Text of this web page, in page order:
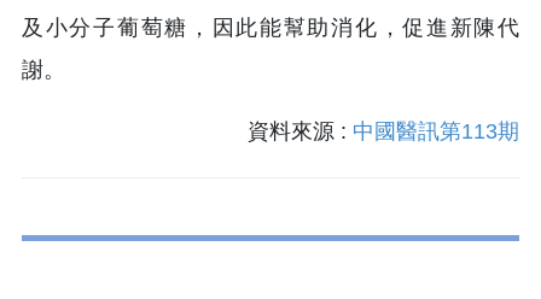
及小分子葡萄糖，因此能幫助消化，促進新陳代
謝。
資料來源 : 中國醫訊第113期